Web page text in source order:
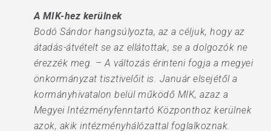
A MIK-hez kerülnek
Bodó Sándor hangsúlyozta, az a céljuk, hogy az
átadás-átvételt se az ellátottak, se a dolgozók ne
érezzék meg. – A változás érinteni fogja a megyei
önkormányzat tisztivelőit is. Január elsejétől a
kormányhivatalon belül működő MIK, azaz a
Megyei Intézményfenntartó Központhoz kerülnek
azok, akik intézményhálózattal foglalkoznak.